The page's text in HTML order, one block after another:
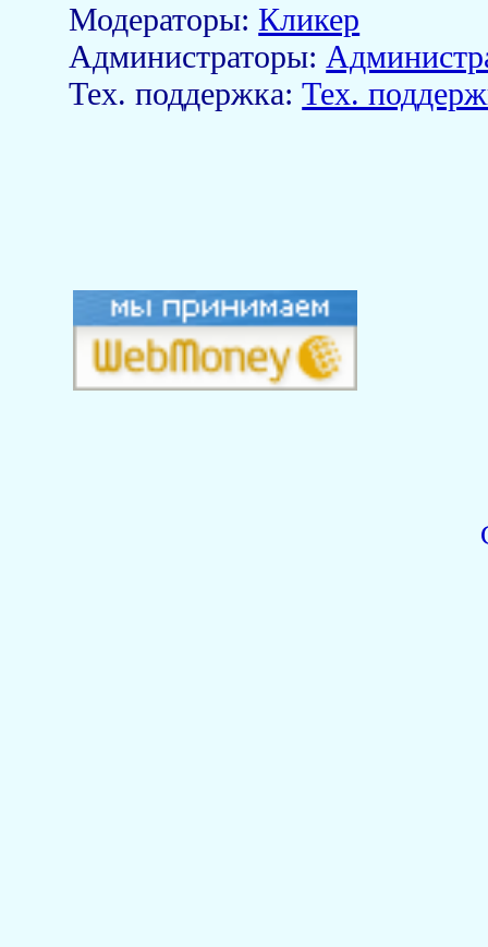
Модераторы:Кликер
Aдминистраторы:
Тех. поддержка:Тех.